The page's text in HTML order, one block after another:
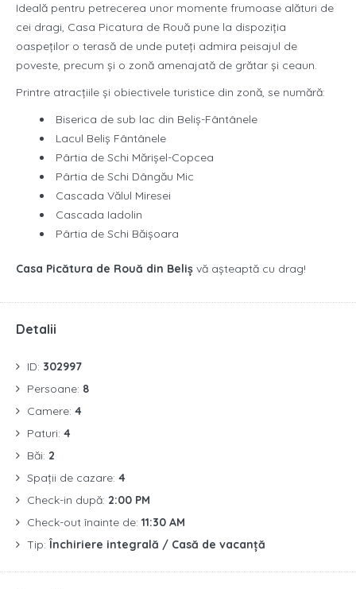
Ideală pentru petrecerea unor momente frumoase alături de
cei dragi, Casa Picatura de Rouă pune la dispoziția
oaspeților o terasă de unde puteți admira peisajul de
poveste, precum și o zonă amenajată de grătar și ceaun.
Printre atracțiile și obiectivele turistice din zonă, se numără:
Biserica de sub lac din Beliș-Fântânele
Lacul Beliș Fântânele
Pârtia de Schi Mărișel-Copcea
Pârtia de Schi Dângău Mic
Cascada Vălul Miresei
Cascada Iadolin
Pârtia de Schi Băișoara
Casa Picătura de Rouă din Beliș vă așteaptă cu drag!
Detalii
ID: 302997
Persoane: 8
Camere: 4
Paturi: 4
Băi: 2
Spații de cazare: 4
Check-in după: 2:00 PM
Check-out înainte de: 11:30 AM
Tip: Închiriere integrală / Casă de vacanță